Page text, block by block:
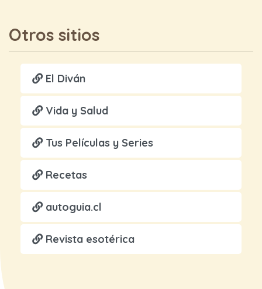
Otros sitios
El Diván
Vida y Salud
Tus Películas y Series
Recetas
autoguia.cl
Revista esotérica